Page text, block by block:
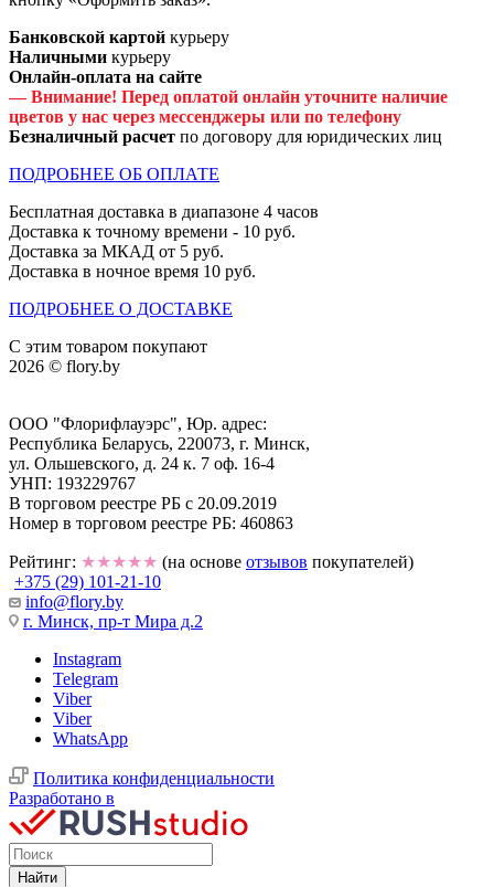
Банковской картой курьеру
Наличными курьеру
Онлайн-оплата на сайте
— Внимание! Перед оплатой онлайн уточните наличие
цветов у нас через мессенджеры или по телефону
Безналичный расчет по договору для юридических лиц
ПОДРОБНЕЕ ОБ ОПЛАТЕ
Бесплатная доставка в диапазоне 4 часов
Доставка к точному времени - 10 руб.
Доставка за МКАД от 5 руб.
Доставка в ночное время 10 руб.
ПОДРОБНЕЕ О ДОСТАВКЕ
С этим товаром покупают
2026 © flory.by
ООО "Флорифлауэрс", Юр. адрес:
Республика Беларусь, 220073, г. Минск,
ул. Ольшевского, д. 24 к. 7 оф. 16-4
УНП: 193229767
В торговом реестре РБ с 20.09.2019
Номер в торговом реестре РБ: 460863
Рейтинг: ★★★★★ (на основе отзывов покупателей)
+375 (29) 101-21-10
info@flory.by
г. Минск, пр-т Мира д.2
Instagram
Telegram
Viber
Viber
WhatsApp
Политика конфиденциальности
Разработано в
Найти